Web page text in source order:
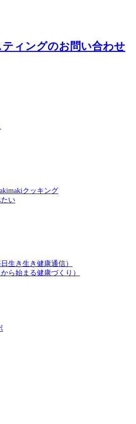
クッキング
い
生き生き健康通信）
ら始まる健康づくり）